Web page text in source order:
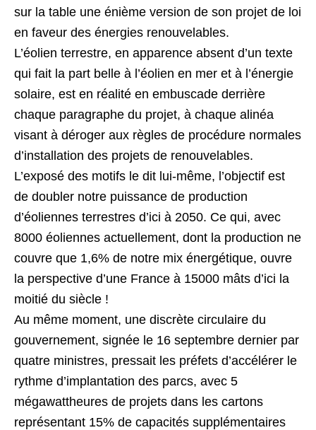
sur la table une énième version de son projet de loi
en faveur des énergies renouvelables.
L’éolien terrestre, en apparence absent d’un texte
qui fait la part belle à l’éolien en mer et à l’énergie
solaire, est en réalité en embuscade derrière
chaque paragraphe du projet, à chaque alinéa
visant à déroger aux règles de procédure normales
d’installation des projets de renouvelables.
L’exposé des motifs le dit lui-même, l’objectif est
de doubler notre puissance de production
d’éoliennes terrestres d’ici à 2050. Ce qui, avec
8000 éoliennes actuellement, dont la production ne
couvre que 1,6% de notre mix énergétique, ouvre
la perspective d’une France à 15000 mâts d’ici la
moitié du siècle !
Au même moment, une discrète circulaire du
gouvernement, signée le 16 septembre dernier par
quatre ministres, pressait les préfets d’accélérer le
rythme d’implantation des parcs, avec 5
mégawattheures de projets dans les cartons
représentant 15% de capacités supplémentaires